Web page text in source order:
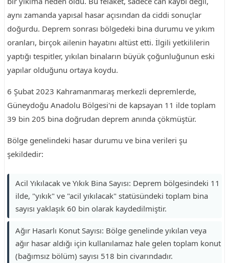
aynı zamanda yapısal hasar açısından da ciddi sonuçlar
doğurdu. Deprem sonrası bölgedeki bina durumu ve yıkım
oranları, birçok ailenin hayatını altüst etti. İlgili yetkililerin
yaptığı tespitler, yıkılan binaların büyük çoğunluğunun eski
yapılar olduğunu ortaya koydu.
6 Şubat 2023 Kahramanmaraş merkezli depremlerde,
Güneydoğu Anadolu Bölgesi'ni de kapsayan 11 ilde toplam
39 bin 205 bina doğrudan deprem anında çökmüştür.
Bölge genelindeki hasar durumu ve bina verileri şu
şekildedir:
Acil Yıkılacak ve Yıkık Bina Sayısı: Deprem bölgesindeki 11
ilde, "yıkık" ve "acil yıkılacak" statüsündeki toplam bina
sayısı yaklaşık 60 bin olarak kaydedilmiştir.
Ağır Hasarlı Konut Sayısı: Bölge genelinde yıkılan veya
ağır hasar aldığı için kullanılamaz hale gelen toplam konut
(bağımsız bölüm) sayısı 518 bin civarındadır.